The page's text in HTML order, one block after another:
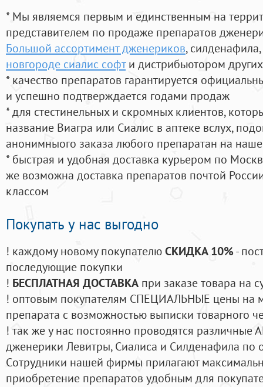
* Мы являемся первым и единственным на
представителем по продаже препаратов
Большой ассортимент дженериков, силденафила,
новгороде сиалис софти дистрибьютором
* качество препаратов гарантируется
и успешно подтверждается годами продаж
* для стестинельных и скромных клиентов,
название Виагра или Сиалис в аптеке вслух,
анонимныого заказа любого препаратан на
* быстрая и удобная доставка курьером по
же возможна доставка препаратов почтой
классом
Покупать у нас выгодно
! каждому новому покупателюСКИДКА 10%-
последующие покупки
! БЕСПЛАТНАЯ ДОСТАВКА при заказе товара на
! оптовым покупателям СПЕЦИАЛЬНЫЕ цены на
препарата с возможностью выписки товарного
! так же у нас постоянно проводятся
дженерики Левитры, Сиалиса и Силденафила по
Cотрудники нашей фирмы прилагают
приобретение препаратов удобным для